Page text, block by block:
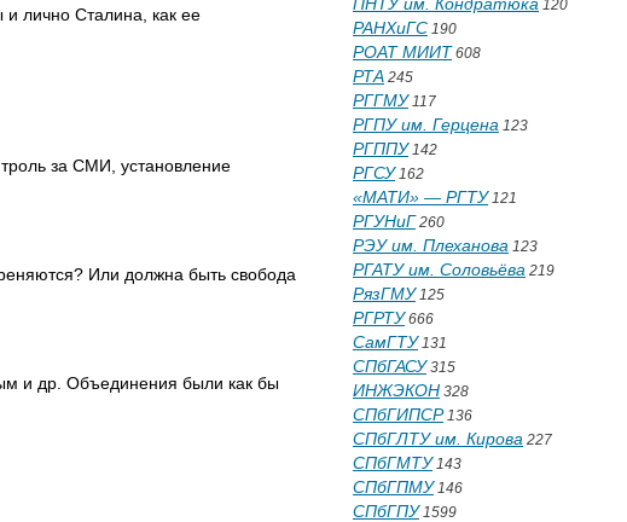
и лично Сталина, как ее
за СМИ, установление
Или должна быть свобода
и др. Объединения были как бы
120
РАНХиГС 190
РОАТ МИИТ 608
РТА 245
РГГМУ117
РГПУ им. Герцена 123
РГППУ142
РГСУ162
«МАТИ» — РГТУ121
РГУНиГ 260
РЭУ им. Плеханова 123
РГАТУ им. Соловьёва 219
РязГМУ125
РГРТУ666
СамГТУ131
СПбГАСУ315
ИНЖЭКОН 328
СПбГИПСР136
СПбГЛТУ им. Кирова 227
СПбГМТУ143
СПбГПМУ146
СПбГПУ1599